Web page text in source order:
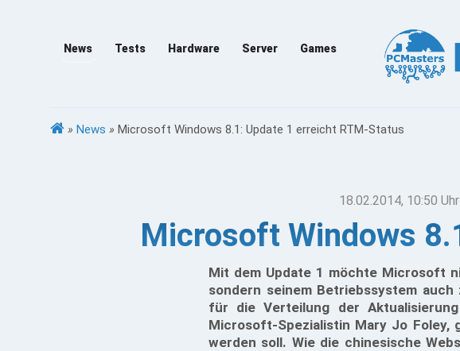
News Tests Hardware Server Games
» News » Microsoft Windows 8.1: Update 1 erreicht RTM-Status
18.02.2014, 10:50 Uhr
Microsoft Windows
Mit dem Update 1 möchte Microsoft
sondern seinem Betriebssystem
für die Verteilung der
Microsoft-Spezialistin Mary Jo Foley,
werden soll. Wie die chinesische